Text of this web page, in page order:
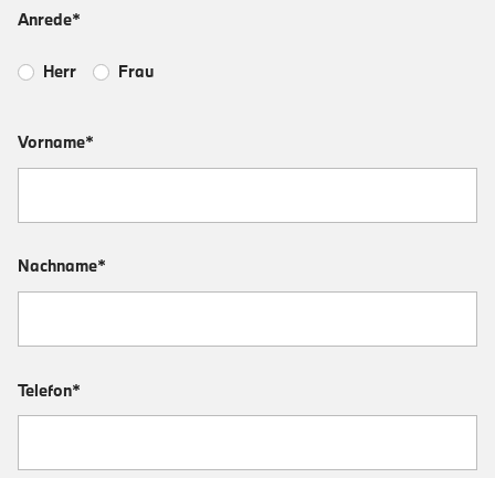
Anrede*
Herr Frau
Vorname*
Nachname*
Telefon*